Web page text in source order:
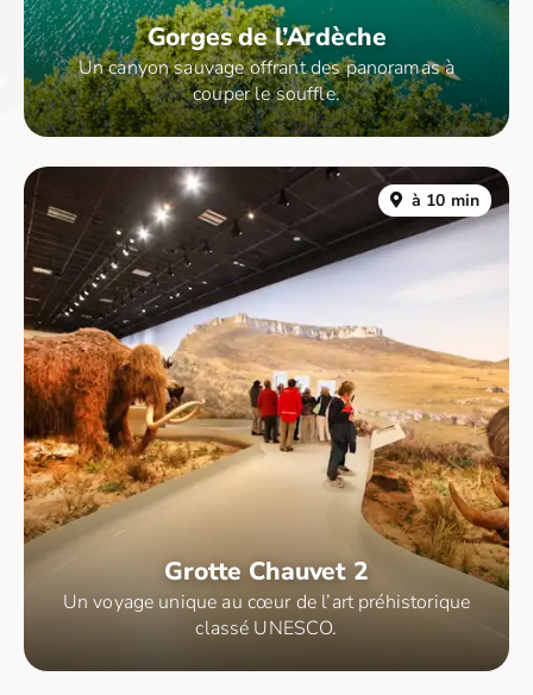
Gorges de l’Ardèche
Un canyon sauvage offrant des panoramas à
couper le souffle.
à 10 min
Grotte Chauvet 2
Un voyage unique au cœur de l’art préhistorique
classé UNESCO.